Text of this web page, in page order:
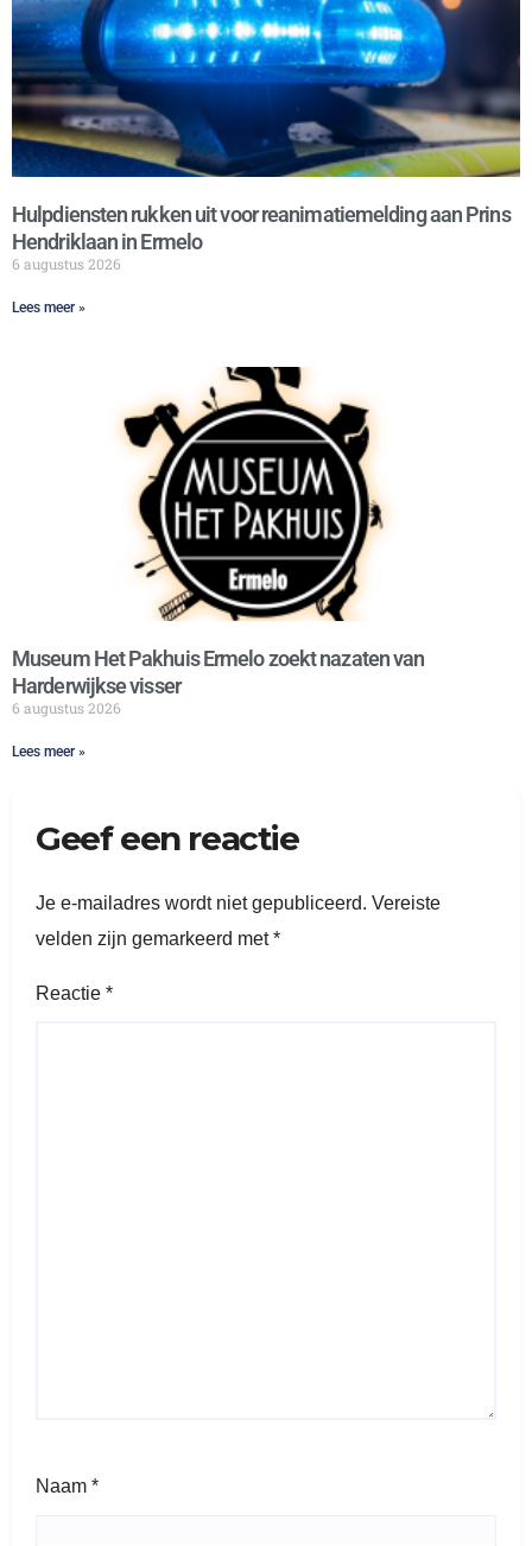
Hulpdiensten rukken uit voor reanimatiemelding aan Prins
Hendriklaan in Ermelo
6 augustus 2026
Lees meer »
Museum Het Pakhuis Ermelo zoekt nazaten van
Harderwijkse visser
6 augustus 2026
Lees meer »
Geef een reactie
Je e-mailadres wordt niet gepubliceerd. Vereiste
velden zijn gemarkeerd met*
Reactie *
Naam *